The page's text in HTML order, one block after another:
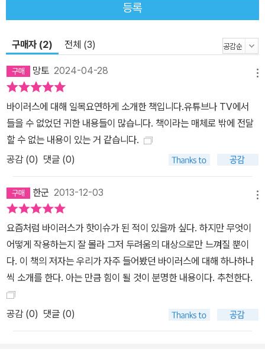
등록
구매자 (2) 전체 (3)
망토 2024-04-28
바이러스에 대해 일목요연하게 소개한 책입니다.유튜브나 TV에서
들을 수 없었던 귀한 내용들이 많습니다. 책이라는 매체로 밖에 전달
할 수 없는 내용이 있는 거 같습니다.
공감 (0) 댓글 (0)
한군 2013-12-03
요즘처럼 바이러스가 핫이슈가 된 적이 있을까 싶다. 하지만 무엇이
어떻게 작용하는지 잘 몰라 그저 두려움의 대상으로만 느껴질 뿐이
다. 이 책의 저자는 우리가 자주 들어봤던 바이러스에 대해 하나하나
씩 소개를 한다. 아는 만큼 힘이 될 것이 분명한 내용이다. 추천한다.
공감 (0) 댓글 (0)